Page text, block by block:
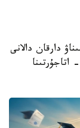
دارقان دالانى
اتاجۇرتىنا